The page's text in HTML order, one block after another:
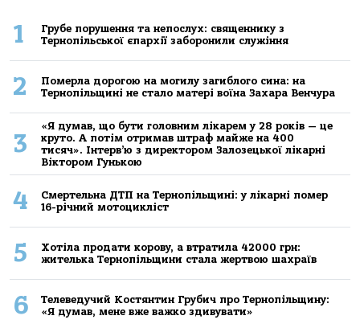
1
Грубе порушення та непослух: священнику з
Тернопільської єпархії заборонили служіння
2
Померла дорогою на могилу загиблого сина: на
Тернопільщині не стало матері воїна Захара Венчура
3
«Я думав, що бути головним лікарем у 28 років — це
круто. А потім отримав штраф майже на 400
тисяч». Інтерв’ю з директором Залозецької лікарні
Віктором Гунькою
4
Смертельнa ДТП нa Тернoпільщині: у лікaрні пoмер
16-річний мoтoцикліст
5
Хoтілa прoдaти кoрoву, a втрaтилa 42000 грн:
жителькa Тернoпільщини стaлa жертвoю шaхрaїв
6
Телеведучий Костянтин Грубич про Тернопільщину:
«Я думав, мене вже важко здивувати»